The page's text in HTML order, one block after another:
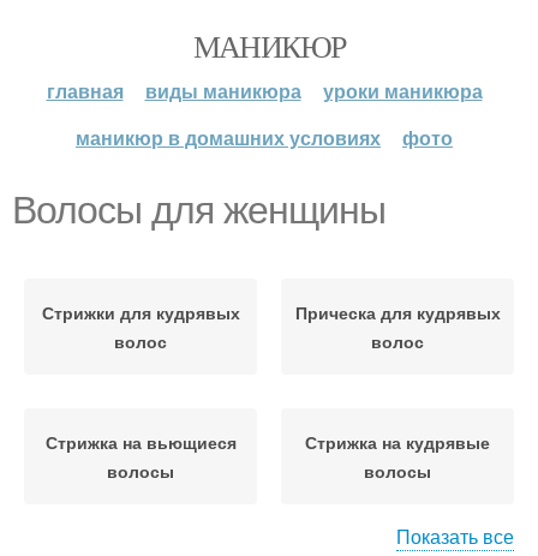
МАНИКЮР
главная виды маникюра
уроки маникюра
маникюр в домашних условиях
фото
Волосы для женщины
Стрижки для кудрявых
волос
Прическа для кудрявых
волос
Стрижка на вьющиеся
волосы
Стрижка на кудрявые
волосы
Показать все